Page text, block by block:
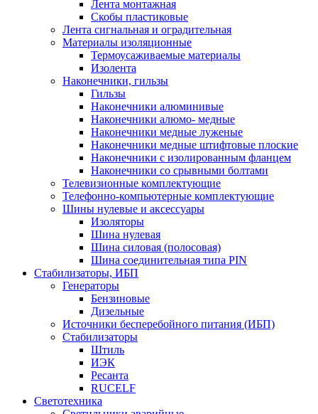
Лента монтажная
Скобы пластиковые
Лента сигнальная и оградительная
Материалы изоляционные
Термоусаживаемые матeриалы
Изолента
Наконечники, гильзы
Гильзы
Наконечники алюминивые
Наконечники алюмо- медные
Наконечники медные луженые
Наконечники медные штифтовые плоские
Наконечники с изолированным фланцем
Наконечники со срывными болтами
Телевизионные комплектующие
Телефонно-компьютерные комплектующие
Шины нулевые и аксессуары
Изоляторы
Шина нулевая
Шина силовая (полосовая)
Шина соединительная типа PIN
Стабилизаторы, ИБП
Генераторы
Бензиновые
Дизельные
Источники бесперебойного питания (ИБП)
Стабилизаторы
Штиль
ИЭК
Ресанта
RUCELF
Светотехника